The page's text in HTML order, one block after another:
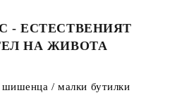
- ЕСТЕСТВЕНИЯТ
НА ЖИВОТА
/ малки бутилки